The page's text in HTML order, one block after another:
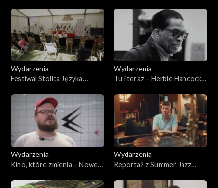
Wydarzenia
Festiwal Stolica Języka
2025
Wydarzenia
Tu i teraz – Herbie Hancock
Wydarzenia
Kino, które zmienia – Nowe
Wydarzenia
Reportaż z Summer Jazz